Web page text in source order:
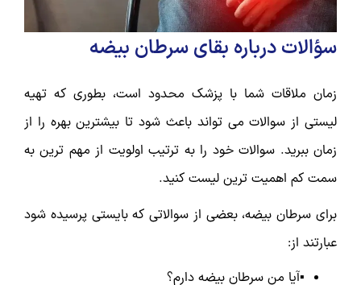
سؤالات درباره بقای سرطان بیضه
زمان ملاقات شما با پزشک محدود است، بطوری که تهیه
لیستی از سوالات می تواند باعث شود تا بیشترین بهره را از
زمان ببرید. سوالات خود را به ترتیب اولویت از مهم ترین به
سمت کم اهمیت ترین لیست کنید.
برای سرطان بیضه، بعضی از سوالاتی که بایستی پرسیده شود
عبارتند از:
▪️آیا من سرطان بیضه دارم؟